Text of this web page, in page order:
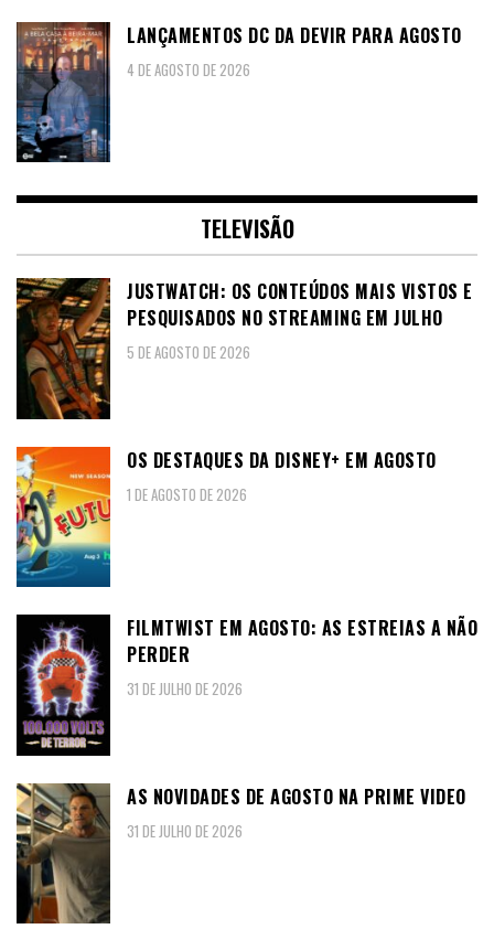
LANÇAMENTOS DC DA DEVIR PARA AGOSTO
4 DE AGOSTO DE 2026
TELEVISÃO
JUSTWATCH: OS CONTEÚDOS MAIS VISTOS E
PESQUISADOS NO STREAMING EM JULHO
5 DE AGOSTO DE 2026
OS DESTAQUES DA DISNEY+ EM AGOSTO
1 DE AGOSTO DE 2026
FILMTWIST EM AGOSTO: AS ESTREIAS A NÃO
PERDER
31 DE JULHO DE 2026
AS NOVIDADES DE AGOSTO NA PRIME VIDEO
31 DE JULHO DE 2026